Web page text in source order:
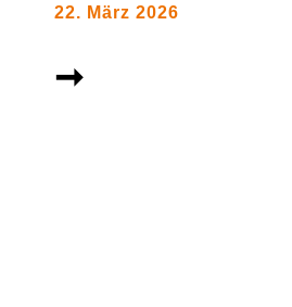
22. März 2026
➞